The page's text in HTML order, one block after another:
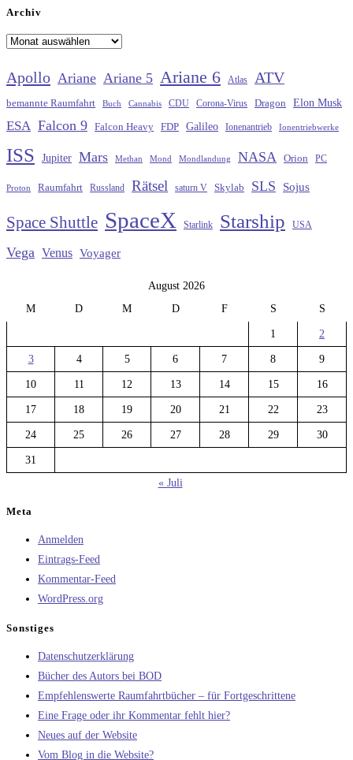
Archiv
Archiv
Apollo Ariane Ariane 5 Ariane 6 Atlas ATV
bemannte Raumfahrt Buch Cannabis CDU Corona-Virus Dragon Elon Musk
ESA Falcon 9 Falcon Heavy FDP Galileo Ionenantrieb Ionentriebwerke
ISS Jupiter Mars Methan Mond Mondlandung NASA Orion PC
Proton Raumfahrt Russland Rätsel saturn V Skylab SLS Sojus
Space Shuttle SpaceX Starlink Starship USA
Vega Venus Voyager
August 2026
M
D M D F S S
1 2
3 4 5 6 7 8 9
10 11 12 13 14 15 16
17 18 19 20 21 22 23
24 25 26 27 28 29 30
31
« Juli
Meta
Anmelden
Eintrags-Feed
Kommentar-Feed
WordPress.org
Sonstiges
Datenschutzerklärung
Bücher des Autors bei BOD
Empfehlenswerte Raumfahrtbücher – für Fortgeschrittene
Eine Frage oder ihr Kommentar fehlt hier?
Neues auf der Website
Vom Blog in die Website?